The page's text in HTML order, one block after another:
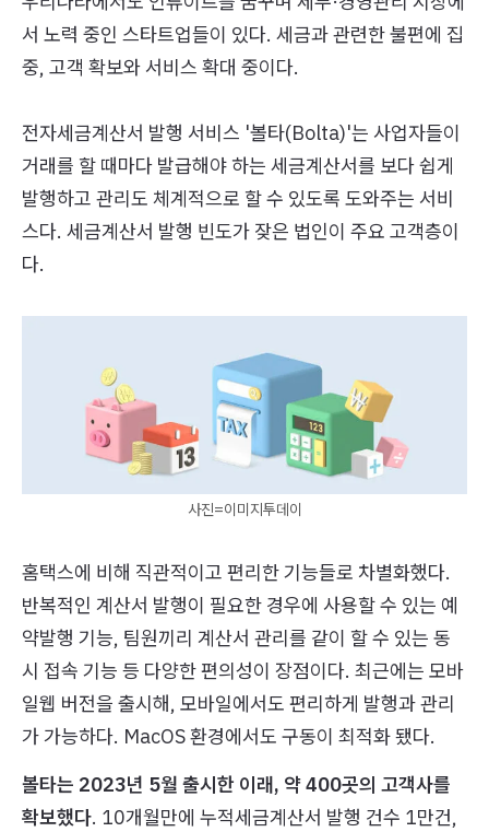
서 노력 중인 스타트업들이 있다. 세금과 관련한 불편에 집
중, 고객 확보와 서비스 확대 중이다.
전자세금계산서 발행 서비스 '볼타(Bolta)'는 사업자들이
거래를 할 때마다 발급해야 하는 세금계산서를 보다 쉽게
발행하고 관리도 체계적으로 할 수 있도록 도와주는 서비
스다. 세금계산서 발행 빈도가 잦은 법인이 주요 고객층이
다.
사진=이미지투데이
홈택스에 비해 직관적이고 편리한 기능들로 차별화했다.
반복적인 계산서 발행이 필요한 경우에 사용할 수 있는 예
약발행 기능, 팀원끼리 계산서 관리를 같이 할 수 있는 동
시 접속 기능 등 다양한 편의성이 장점이다. 최근에는 모바
일웹 버전을 출시해, 모바일에서도 편리하게 발행과 관리
가 가능하다. MacOS 환경에서도 구동이 최적화 됐다.
볼타는 2023년 5월 출시한 이래, 약 400곳의 고객사를
확보했다. 10개월만에 누적세금계산서 발행 건수 1만건,